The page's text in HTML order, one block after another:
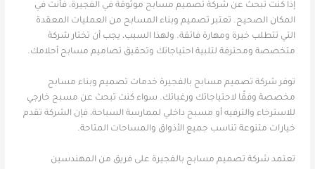
إذا كنت تبحث عن شركة تصميم مسابح موثوقة في الفجيرة، فأنت في
المكان الصحيح. تعتبر تصميم وبناء المسابح من العمليات المعقدة
التي تتطلب خبرة ومهارة فائقة. ولهذا السبب، يجب أن تختار شركة
متخصصة ومحترفة لتلبية احتياجاتك وتحقيق تصاميم مسابح أحلامك.
توفر شركة تصميم مسابح بالفجيرة خدمات تصميم وبناء مسابح
مخصصة وفقًا لاحتياجاتك ورغباتك. سواء كنت تبحث عن مسبح خارجي
للاسترخاء والترفيه أو مسبح داخلي لممارسة السباحة، فإن الشركة تقدم
خيارات متنوعة تناسب جميع الأذواق والمساحات المتاحة.
تعتمد شركة تصميم مسابح بالفجيرة على فريق من المهندسين